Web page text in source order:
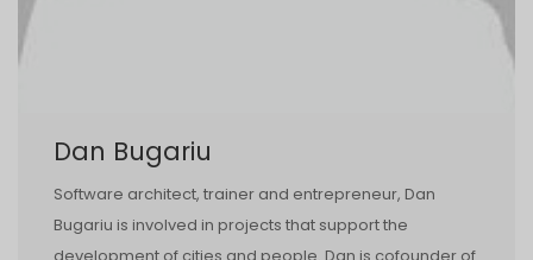
Dan Bugariu
Software architect, trainer and entrepreneur, Dan
Bugariu is involved in projects that support the